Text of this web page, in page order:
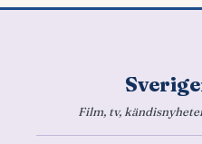
Film, tv,